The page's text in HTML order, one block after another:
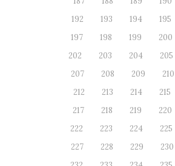
192
193 194 195
197
198 199 200
202
203 204 205
207
208 209 210
212
213 214 215
217
218 219 220
222
223 224 225
227
228 229 230